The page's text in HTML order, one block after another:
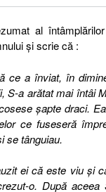
al
şi scrie că :
ce a înviat, în
S-a arătat mai întâi
şapte draci.
ce fuseseră
se tânguiau.
ei că este viu şi
o. După aceea